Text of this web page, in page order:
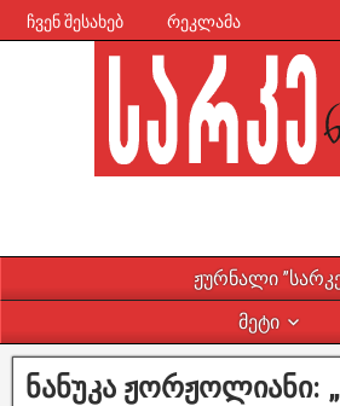
ჩვენ შესახებ რეკლამა
ჟურნალი
მეტი
ნანუკა ჟორჟოლიანი: